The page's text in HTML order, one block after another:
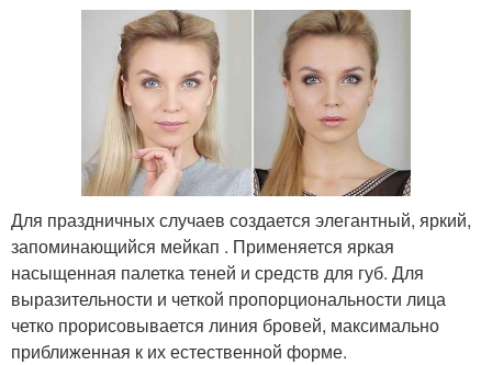
Для праздничных случаев создается элегантный, яркий,
запоминающийся мейкап . Применяется яркая
насыщенная палетка теней и средств для губ. Для
выразительности и четкой пропорциональности лица
четко прорисовывается линия бровей, максимально
приближенная к их естественной форме.